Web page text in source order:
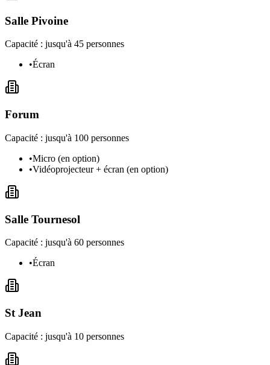
Salle Pivoine
Capacité : jusqu'à 45 personnes
•Écran
Forum
Capacité : jusqu'à 100 personnes
•Micro (en option)
•Vidéoprojecteur + écran (en option)
Salle Tournesol
Capacité : jusqu'à 60 personnes
•Écran
St Jean
Capacité : jusqu'à 10 personnes